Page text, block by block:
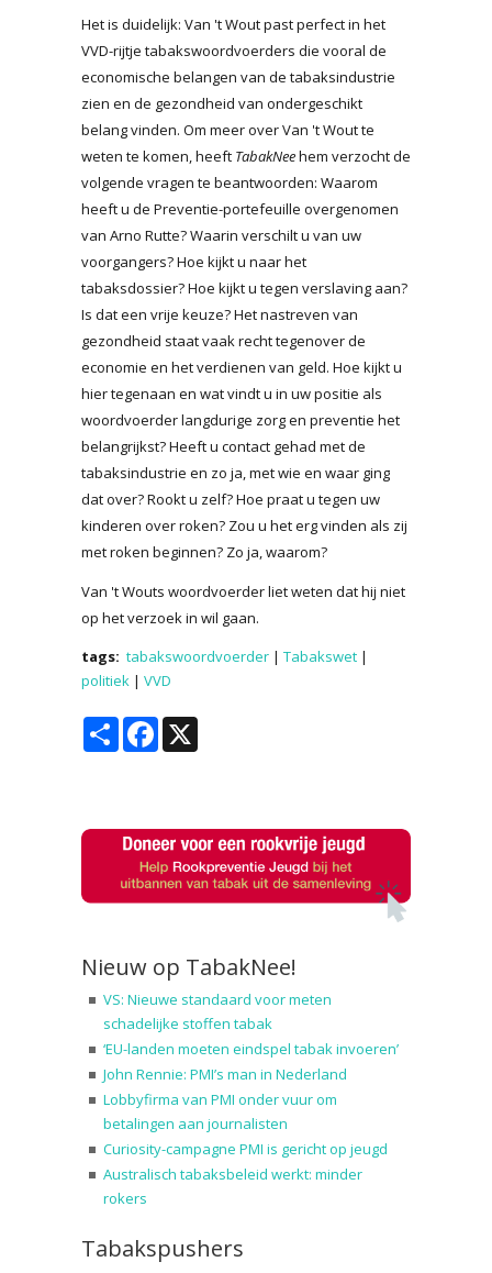
Het is duidelijk: Van 't Wout past perfect in het
VVD-rijtje tabakswoordvoerders die vooral de
economische belangen van de tabaksindustrie
zien en de gezondheid van ondergeschikt
belang vinden. Om meer over Van 't Wout te
weten te komen, heeft TabakNeehem verzocht de
volgende vragen te beantwoorden: Waarom
heeft u de Preventie-portefeuille overgenomen
van Arno Rutte? Waarin verschilt u van uw
voorgangers? Hoe kijkt u naar het
tabaksdossier? Hoe kijkt u tegen verslaving aan?
Is dat een vrije keuze? Het nastreven van
gezondheid staat vaak recht tegenover de
economie en het verdienen van geld. Hoe kijkt u
hier tegenaan en wat vindt u in uw positie als
woordvoerder langdurige zorg en preventie het
belangrijkst? Heeft u contact gehad met de
tabaksindustrie en zo ja, met wie en waar ging
dat over? Rookt u zelf? Hoe praat u tegen uw
kinderen over roken? Zou u het erg vinden als zij
met roken beginnen? Zo ja, waarom?
Van 't Wouts woordvoerder liet weten dat hij niet
op het verzoek in wil gaan.
tags: tabakswoordvoerder | Tabakswet |
politiek | VVD
Share Facebook
Nieuw op TabakNee!
VS: Nieuwe standaard voor meten
schadelijke stoffen tabak
‘EU-landen moeten eindspel tabak invoeren’
John Rennie: PMI’s man in Nederland
Lobbyfirma van PMI onder vuur om
betalingen aan journalisten
Curiosity-campagne PMI is gericht op jeugd
Australisch tabaksbeleid werkt: minder
rokers
Tabakspushers